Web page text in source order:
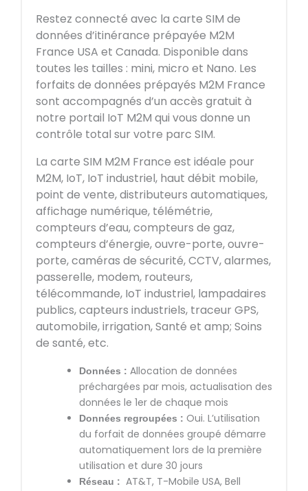
Restez connecté avec la carte SIM de
données d’itinérance prépayée M2M
France USA et Canada. Disponible dans
toutes les tailles : mini, micro et Nano. Les
forfaits de données prépayés M2M France
sont accompagnés d’un accès gratuit à
notre portail IoT M2M qui vous donne un
contrôle total sur votre parc SIM.
La carte SIM M2M France est idéale pour
M2M, IoT, IoT industriel, haut débit mobile,
point de vente, distributeurs automatiques,
affichage numérique, télémétrie,
compteurs d’eau, compteurs de gaz,
compteurs d’énergie, ouvre-porte, ouvre-
porte, caméras de sécurité, CCTV, alarmes,
passerelle, modem, routeurs,
télécommande, IoT industriel, lampadaires
publics, capteurs industriels, traceur GPS,
automobile, irrigation, Santé et amp; Soins
de santé, etc.
Données : Allocation de données
préchargées par mois, actualisation des
données le 1er de chaque mois
Données regroupées : Oui. L’utilisation
du forfait de données groupé démarre
automatiquement lors de la première
utilisation et dure 30 jours
Réseau : AT&T, T-Mobile USA, Bell